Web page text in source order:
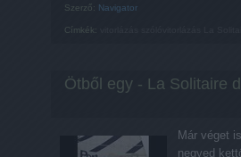
Szerző: Navigator
Címkék:
Ötből egy - La Solitaire
Már véget
negyed